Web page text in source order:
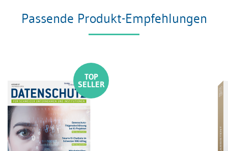
Passende Produkt-Empfehlungen